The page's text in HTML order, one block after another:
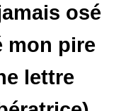
osé
mon pire
lettre